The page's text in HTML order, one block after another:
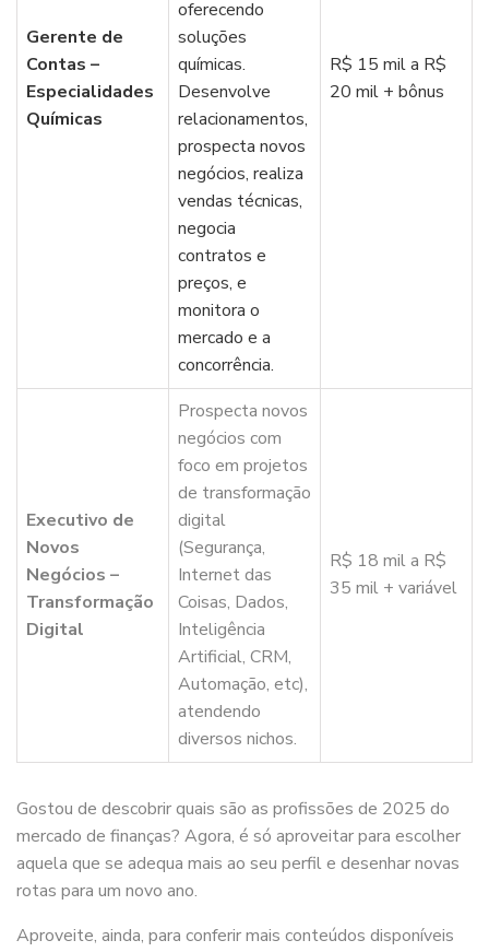
Gerente de
Contas –
Especialidades
Químicas
oferecendo
soluções
químicas.
Desenvolve
relacionamentos,
prospecta novos
negócios, realiza
vendas técnicas,
negocia
contratos e
preços, e
monitora o
mercado e a
concorrência.
R$ 15 mil a R$
20 mil + bônus
Executivo de
Novos
Negócios –
Transformação
Digital
Prospecta novos
negócios com
foco em projetos
de transformação
digital
(Segurança,
Internet das
Coisas, Dados,
Inteligência
Artificial, CRM,
Automação, etc),
atendendo
diversos nichos.
R$ 18 mil a R$
35 mil + variável
Gostou de descobrir quais são as profissões de 2025 do
mercado de finanças? Agora, é só aproveitar para escolher
aquela que se adequa mais ao seu perfil e desenhar novas
rotas para um novo ano.
Aproveite, ainda, para conferir mais conteúdos disponíveis